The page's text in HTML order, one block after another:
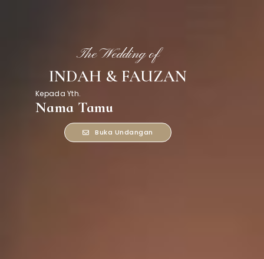
The Wedding of
INDAH & FAUZAN
Kepada Yth.
Nama Tamu
Buka Undangan